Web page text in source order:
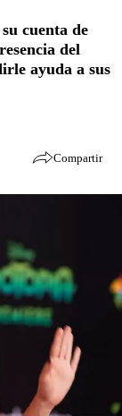
cuenta de
del
ayuda a sus
Compartir